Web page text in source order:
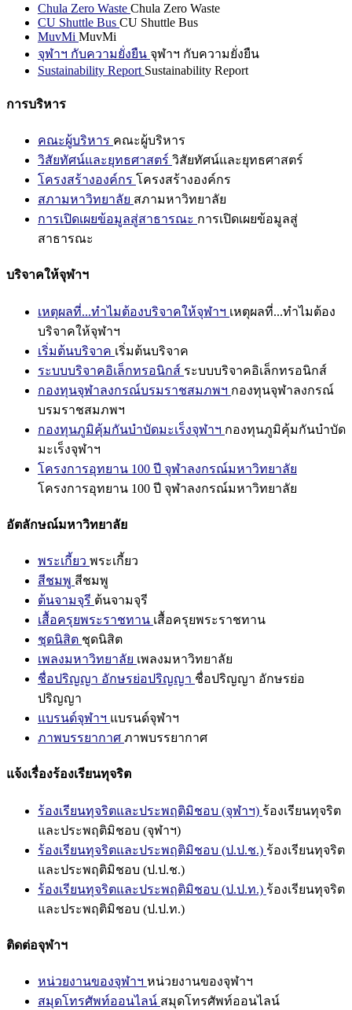
Chula Zero Waste Chula Zero Waste
CU Shuttle Bus CU Shuttle Bus
MuvMi MuvMi
จุฬาฯ กับความยั่งยืน จุฬาฯ กับความยั่งยืน
Sustainability Report Sustainability Report
การบริหาร
คณะผู้บริหาร คณะผู้บริหาร
วิสัยทัศน์และยุทธศาสตร์ วิสัยทัศน์และยุทธศาสตร์
โครงสร้างองค์กร โครงสร้างองค์กร
สภามหาวิทยาลัย สภามหาวิทยาลัย
การเปิดเผยข้อมูลสู่สาธารณะ การเปิดเผยข้อมูลสู่
สาธารณะ
บริจาคให้จุฬาฯ
เหตุผลที่...ทำไมต้องบริจาคให้จุฬาฯ เหตุผลที่...ทำไมต้อง
บริจาคให้จุฬาฯ
เริ่มต้นบริจาค เริ่มต้นบริจาค
ระบบบริจาคอิเล็กทรอนิกส์ ระบบบริจาคอิเล็กทรอนิกส์
กองทุนจุฬาลงกรณ์บรมราชสมภพฯ กองทุนจุฬาลงกรณ์
บรมราชสมภพฯ
กองทุนภูมิคุ้มกันบำบัดมะเร็งจุฬาฯ กองทุนภูมิคุ้มกันบำบัด
มะเร็งจุฬาฯ
โครงการอุทยาน 100 ปี จุฬาลงกรณ์มหาวิทยาลัย
โครงการอุทยาน 100 ปี จุฬาลงกรณ์มหาวิทยาลัย
อัตลักษณ์มหาวิทยาลัย
พระเกี้ยว พระเกี้ยว
สีชมพู สีชมพู
ต้นจามจุรี ต้นจามจุรี
เสื้อครุยพระราชทาน เสื้อครุยพระราชทาน
ชุดนิสิต ชุดนิสิต
เพลงมหาวิทยาลัย เพลงมหาวิทยาลัย
ชื่อปริญญา อักษรย่อปริญญา ชื่อปริญญา อักษรย่อ
ปริญญา
แบรนด์จุฬาฯ แบรนด์จุฬาฯ
ภาพบรรยากาศ ภาพบรรยากาศ
แจ้งเรื่องร้องเรียนทุจริต
ร้องเรียนทุจริตและประพฤติมิชอบ (จุฬาฯ) ร้องเรียนทุจริต
และประพฤติมิชอบ (จุฬาฯ)
ร้องเรียนทุจริตและประพฤติมิชอบ (ป.ป.ช.) ร้องเรียนทุจริต
และประพฤติมิชอบ (ป.ป.ช.)
ร้องเรียนทุจริตและประพฤติมิชอบ (ป.ป.ท.) ร้องเรียนทุจริต
และประพฤติมิชอบ (ป.ป.ท.)
ติดต่อจุฬาฯ
หน่วยงานของจุฬาฯ หน่วยงานของจุฬาฯ
สมุดโทรศัพท์ออนไลน์ สมุดโทรศัพท์ออนไลน์